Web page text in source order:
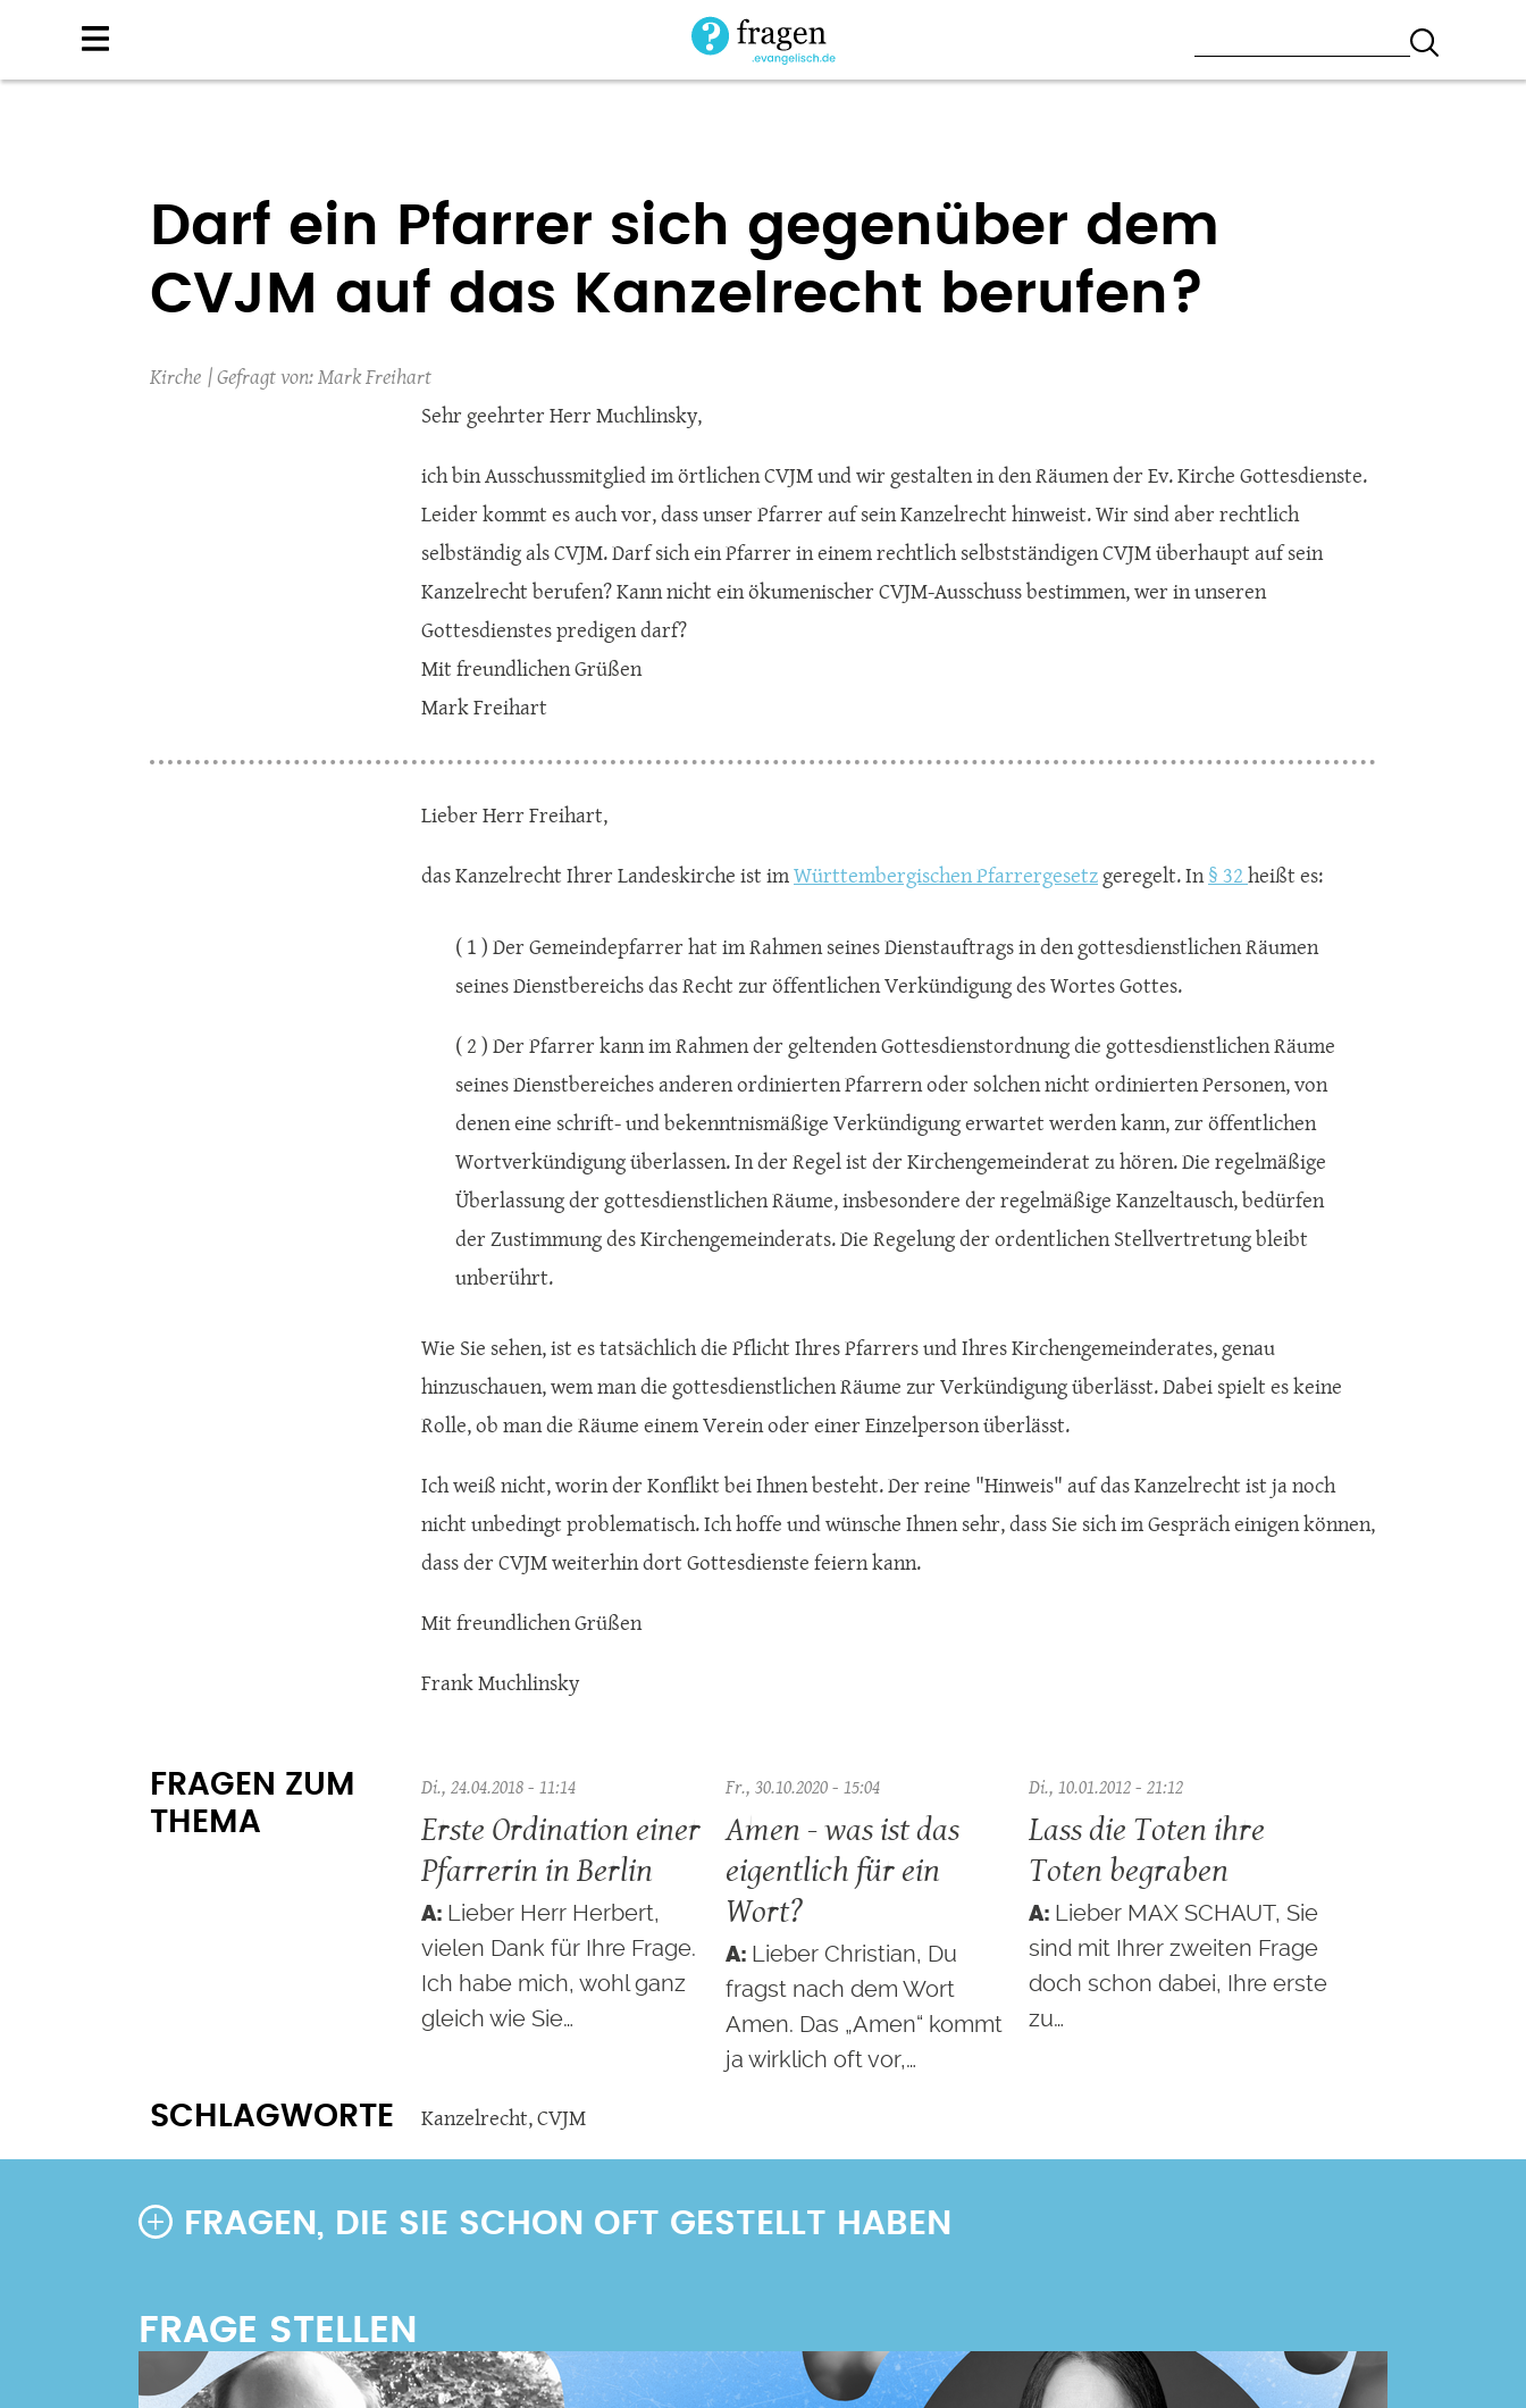
Darf ein Pfarrer sich gegenüber dem
CVJM auf das Kanzelrecht berufen?
Kirche
Mark Freihart
Sehr geehrter Herr Muchlinsky,
ich bin Ausschussmitglied im örtlichen CVJM und wir gestalten in den Räumen der Ev. Kirche Gottesdienste.
Leider kommt es auch vor, dass unser Pfarrer auf sein Kanzelrecht hinweist. Wir sind aber rechtlich
selbständig als CVJM. Darf sich ein Pfarrer in einem rechtlich selbstständigen CVJM überhaupt auf sein
Kanzelrecht berufen? Kann nicht ein ökumenischer CVJM-Ausschuss bestimmen, wer in unseren
Gottesdienstes predigen darf?
Mit freundlichen Grüßen
Mark Freihart
Lieber Herr Freihart,
das Kanzelrecht Ihrer Landeskirche ist imWürttembergischen Pfarrergesetzgeregelt. In§ 32heißt es:
( 1 ) Der Gemeindepfarrer hat im Rahmen seines Dienstauftrags in den gottesdienstlichen Räumen
seines Dienstbereichs das Recht zur öffentlichen Verkündigung des Wortes Gottes.
( 2 ) Der Pfarrer kann im Rahmen der geltenden Gottesdienstordnung die gottesdienstlichen Räume
seines Dienstbereiches anderen ordinierten Pfarrern oder solchen nicht ordinierten Personen, von
denen eine schrift- und bekenntnismäßige Verkündigung erwartet werden kann, zur öffentlichen
Wortverkündigung überlassen. In der Regel ist der Kirchengemeinderat zu hören. Die regelmäßige
Überlassung der gottesdienstlichen Räume, insbesondere der regelmäßige Kanzeltausch, bedürfen
der Zustimmung des Kirchengemeinderats. Die Regelung der ordentlichen Stellvertretung bleibt
unberührt.
Wie Sie sehen, ist es tatsächlich die Pflicht Ihres Pfarrers und Ihres Kirchengemeinderates, genau
hinzuschauen, wem man die gottesdienstlichen Räume zur Verkündigung überlässt. Dabei spielt es keine
Rolle, ob man die Räume einem Verein oder einer Einzelperson überlässt.
Ich weiß nicht, worin der Konflikt bei Ihnen besteht. Der reine "Hinweis" auf das Kanzelrecht ist ja noch
nicht unbedingt problematisch. Ich hoffe und wünsche Ihnen sehr, dass Sie sich im Gespräch einigen können,
dass der CVJM weiterhin dort Gottesdienste feiern kann.
Mit freundlichen Grüßen
Frank Muchlinsky
FRAGEN ZUM
THEMA
Di., 24.04.2018 - 11:14
Erste Ordination einer
Pfarrerin in Berlin
Lieber Herr Herbert,
vielen Dank für Ihre Frage.
Ich habe mich, wohl ganz
gleich wie Sie…
Fr., 30.10.2020 - 15:04
Amen - was ist das
eigentlich für ein
Wort?
Lieber Christian, Du
fragst nach dem Wort
Amen. Das „Amen“ kommt
ja wirklich oft vor,…
Di., 10.01.2012 - 21:12
Lass die Toten ihre
Toten begraben
Lieber MAX SCHAUT, Sie
sind mit Ihrer zweiten Frage
doch schon dabei, Ihre erste
zu…
SCHLAGWORTE Kanzelrecht,CVJM
FRAGEN, DIE SIE SCHON OFT GESTELLT HABEN